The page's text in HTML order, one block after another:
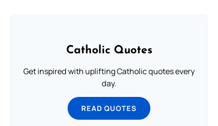
Catholic Quotes
Get inspired with uplifting Catholic quotes every
day.
READ QUOTES